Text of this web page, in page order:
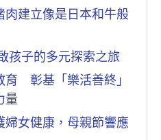
肉建立像是日本和牛般
孩子的多元探索之旅
育 彰基「樂活善終」
量
婦女健康，母親節響應